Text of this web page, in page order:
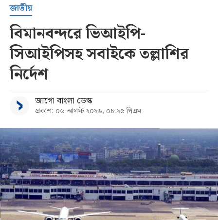
জাতীয়
বিমানবন্দরে ভিআইপি-
সিআইপিসহ সবাইকে তল্লাশির
নির্দেশ
জাগো বাংলা ডেস্ক
প্রকাশ: ০৬ আগস্ট ২০২৬, ০৮:২৫ পিএম